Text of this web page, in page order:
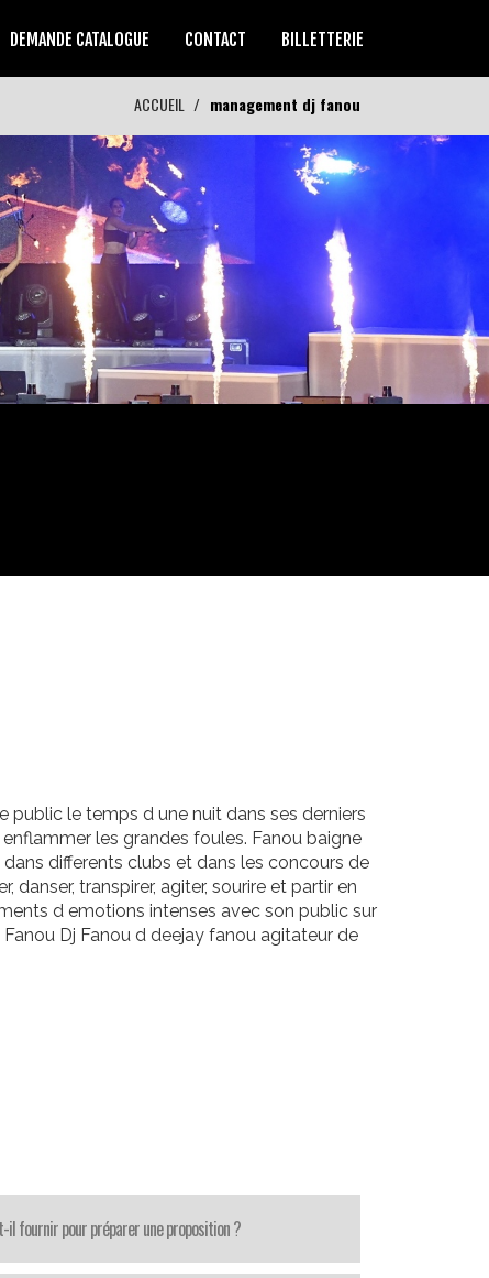
DEMANDE CATALOGUE CONTACT BILLETTERIE
ACCUEIL management dj fanou
public le temps d une nuit dans ses derniers
les grandes foules. Fanou baigne
differents clubs et dans les concours de
transpirer, agiter, sourire et partir en
d emotions intenses avec son public sur
Dj Fanou d deejay fanou agitateur de
il fournir pour préparer une proposition ?